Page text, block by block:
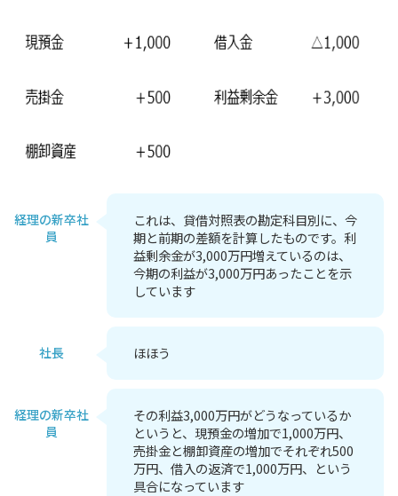
経理の新卒社
員
これは、貸借対照表の勘定科目別に、今
期と前期の差額を計算したものです。利
益剰余金が3,000万円増えているのは、
今期の利益が3,000万円あったことを示
しています
社長 ほほう
経理の新卒社
員
その利益3,000万円がどうなっているか
というと、現預金の増加で1,000万円、
売掛金と棚卸資産の増加でそれぞれ500
万円、借入の返済で1,000万円、という
具合になっています